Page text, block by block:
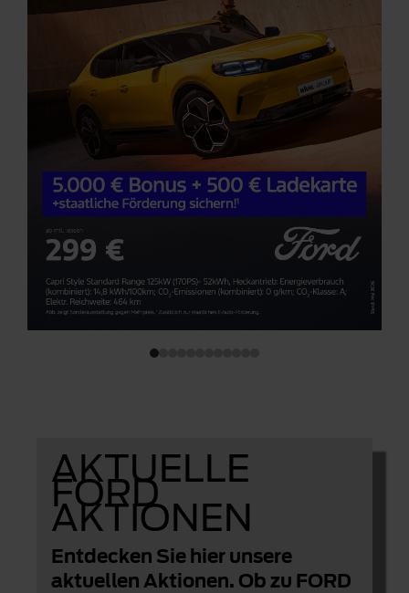
AKTUELLE
FORD
AKTIONEN
Entdecken Sie hier unsere
aktuellen Aktionen. Ob zu FORD